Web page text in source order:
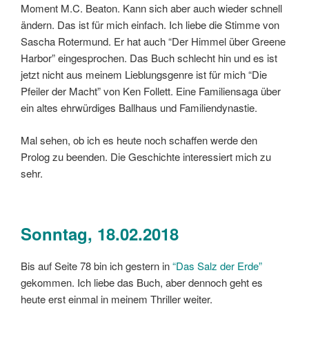
Moment M.C. Beaton. Kann sich aber auch wieder schnell
ändern. Das ist für mich einfach. Ich liebe die Stimme von
Sascha Rotermund. Er hat auch “Der Himmel über Greene
Harbor” eingesprochen. Das Buch schlecht hin und es ist
jetzt nicht aus meinem Lieblungsgenre ist für mich “Die
Pfeiler der Macht” von Ken Follett. Eine Familiensaga über
ein altes ehrwürdiges Ballhaus und Familiendynastie.
Mal sehen, ob ich es heute noch schaffen werde den
Prolog zu beenden. Die Geschichte interessiert mich zu
sehr.
Sonntag, 18.02.2018
Bis auf Seite 78 bin ich gestern in“Das Salz der Erde”
gekommen. Ich liebe das Buch, aber dennoch geht es
heute erst einmal in meinem Thriller weiter.